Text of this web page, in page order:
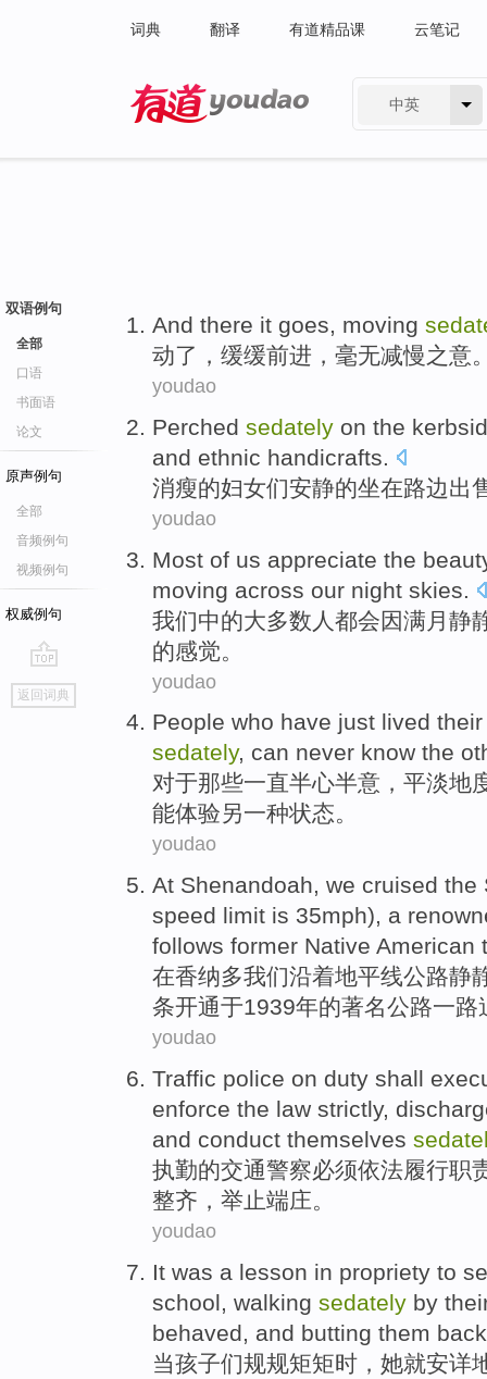
词典 翻译 有道精品课 云笔记
中英
双语例句
全部
口语
书面语
论文
原声例句
全部
音频例句
视频例句
权威例句
go
top
返回词典
And there it goes, moving
动了 ， 缓缓前进， 毫无减慢之意
youdao
Perched sedately on the
and ethnic handicrafts.
消瘦的妇女们安静的坐在路边出
youdao
Most of us appreciate the
moving across our night skies
我们中的大多数 人都会因满月 静
的感觉。
youdao
People who have just lived
sedately, can never know the
对于那些一直半心半意 ， 平淡地
能体验另一种状态。
youdao
At Shenandoah, we cruised the
speed limit is 35mph), a
follows former Native American
在香纳多我们沿着地平线公路静
条开通于1939年的著名公路一路
youdao
Traffic police on duty shall
enforce the law strictly,
and conduct themselves
执勤的交通警察必须依法履行职
整齐 ，举止端庄。
youdao
It was a lesson in propriety to
school, walking sedately by
behaved, and butting them
当孩子们规规矩矩时， 她就安详